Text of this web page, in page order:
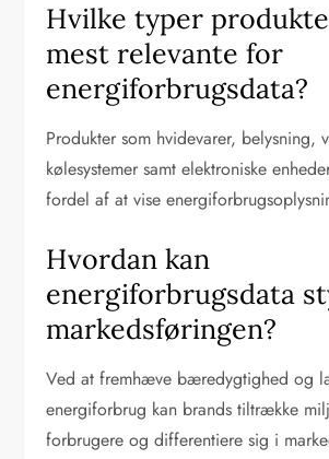
Hvilke typer
mest relevante for
energiforbrugsdata?
Produkter som hvidevarer, belysning,
kølesystemer samt elektroniske
fordel af at vise
Hvordan kan
energiforbrugsdata
markedsføringen?
Ved at fremhæve bæredygtighed og
energiforbrug kan brands tiltrække
forbrugere og differentiere sig i